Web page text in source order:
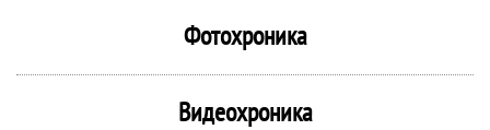
Фотохроника
Видеохроника